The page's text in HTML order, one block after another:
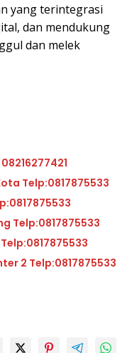
yang terintegrasi
dan mendukung
dan melek
Alamat kantor BCA KCP Kas Balai Kota Telp:0817875533
BCA KCU BATAM Telp:0817875533
Alamat kantor BCA KCP Muka Kuning Telp:0817875533
Alamat kantor BCA KCP Kas Kijang Telp:0817875533
Alamat kantor BCA KCP Batam Center 2 Telp:0817875533